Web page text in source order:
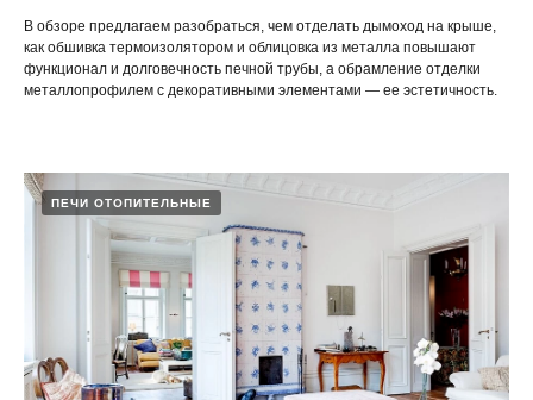
В обзоре предлагаем разобраться, чем отделать дымоход на крыше,
как обшивка термоизолятором и облицовка из металла повышают
функционал и долговечность печной трубы, а обрамление отделки
металлопрофилем с декоративными элементами — ее эстетичность.
ПЕЧИ ОТОПИТЕЛЬНЫЕ